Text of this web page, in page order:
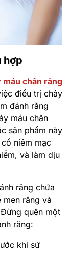
hợp
chân răng
điều trị chảy
đánh răng
máu chân
sản phẩm này
niêm mạc
và làm dịu
răng chứa
răng và
quên một
răng:
khi sử